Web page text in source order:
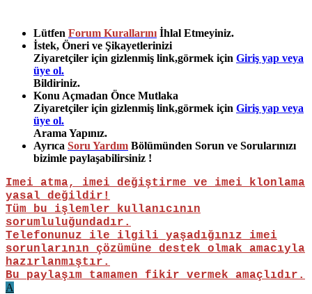
Lütfen Forum Kurallarını İhlal Etmeyiniz.
İstek, Öneri ve Şikayetlerinizi
Ziyaretçiler için gizlenmiş link,görmek için Giriş yap veya
üye ol.
Bildiriniz.
Konu Açmadan Önce Mutlaka
Ziyaretçiler için gizlenmiş link,görmek için Giriş yap veya
üye ol.
Arama Yapınız.
Ayrıca Soru Yardım Bölümünden Sorun ve Sorularınızı
bizimle paylaşabilirsiniz !
Imei atma, imei değiştirme ve imei klonlama
yasal değildir!
Tüm bu işlemler kullanıcının
sorumluluğundadır.
Telefonunuz ile ilgili yaşadığınız imei
sorunlarının çözümüne destek olmak amacıyla
hazırlanmıştır.
Bu paylaşım tamamen fikir vermek amaçlıdır.
A